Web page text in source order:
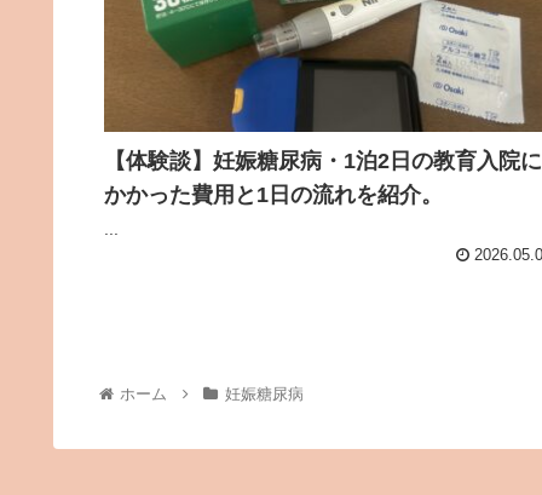
【体験談】妊娠糖尿病・1泊2日の教育入院に
かかった費用と1日の流れを紹介。
ホーム 妊娠糖尿病